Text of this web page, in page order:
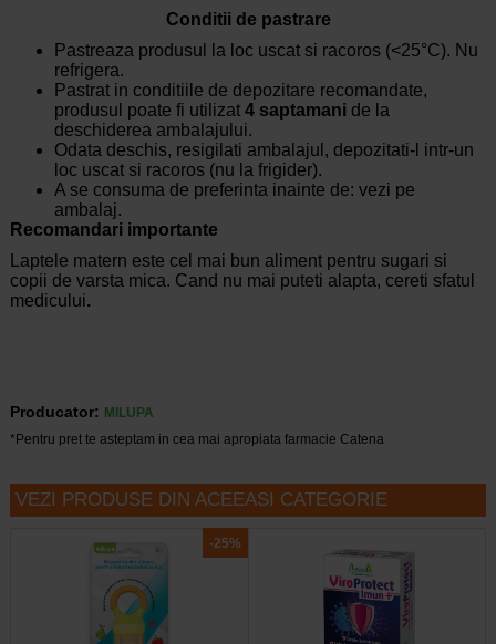
Conditii de pastrare
Pastreaza produsul la loc uscat si racoros (<25°C). Nu
refrigera.
Pastrat in conditiile de depozitare recomandate,
produsul poate fi utilizat 4 saptamani de la
deschiderea ambalajului.
Odata deschis, resigilati ambalajul, depozitati-l intr-un
loc uscat si racoros (nu la frigider).
A se consuma de preferinta inainte de: vezi pe
ambalaj.
Recomandari importante
Laptele matern este cel mai bun aliment pentru sugari si
copii de varsta mica. Cand nu mai puteti alapta, cereti sfatul
medicului.
Producator: MILUPA
*Pentru pret te asteptam in cea mai apropiata farmacie Catena
VEZI PRODUSE DIN ACEEASI CATEGORIE
-25%